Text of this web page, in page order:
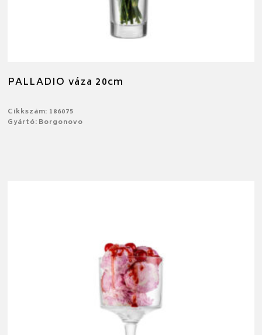
PALLADIO váza 20cm
Cikkszám: 186075
Gyártó: Borgonovo